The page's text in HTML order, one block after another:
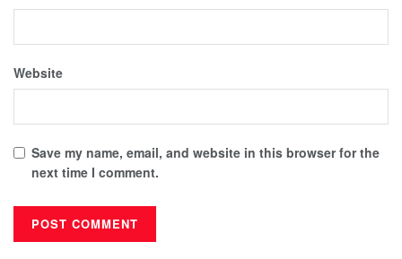
Website
Save my name, email, and website in this browser for the
next time I comment.